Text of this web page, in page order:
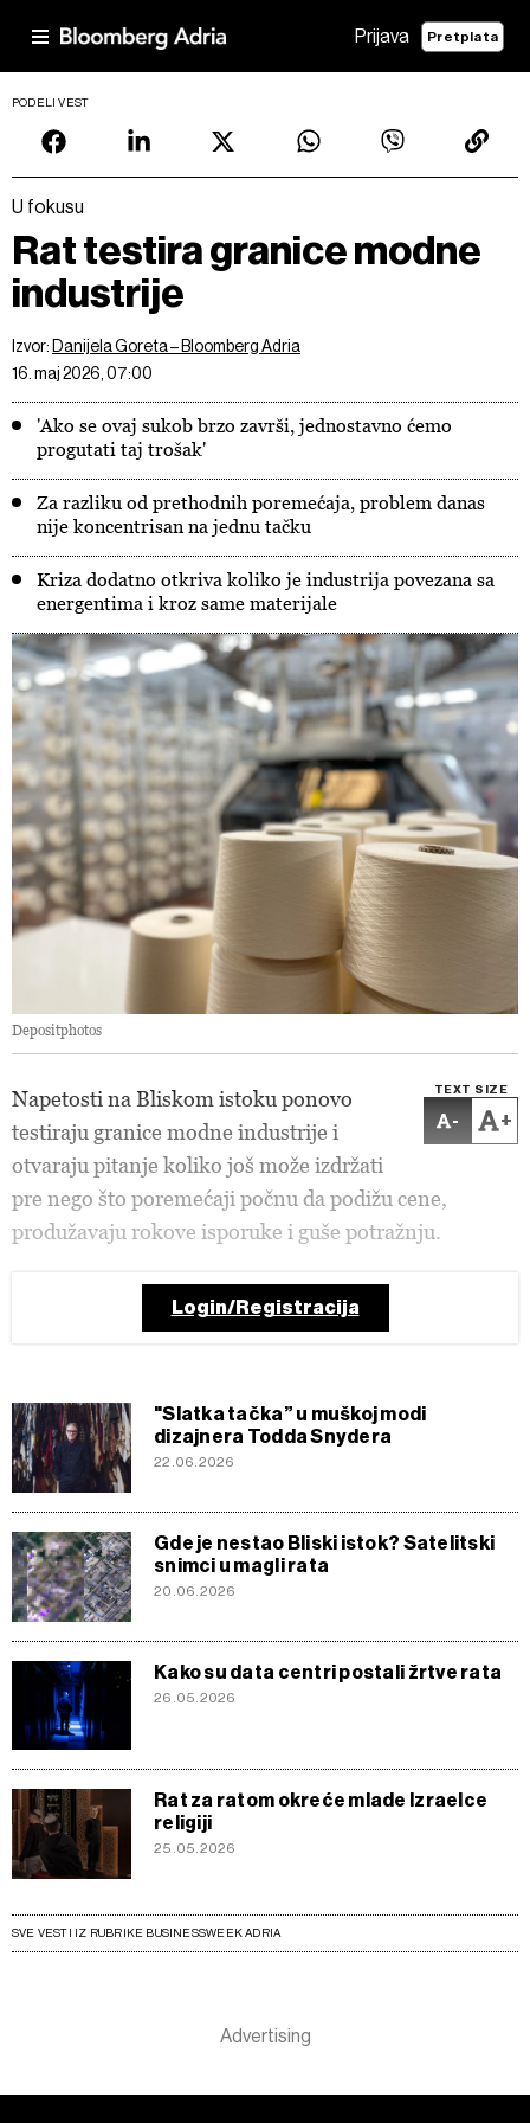
Prijava Pretplata
PODELI VEST
U fokusu
Rat testira granice modne
industrije
Izvor: Danijela Goreta – Bloomberg Adria
16. maj 2026, 07:00
'Ako se ovaj sukob brzo završi, jednostavno ćemo
progutati taj trošak'
Za razliku od prethodnih poremećaja, problem danas
nije koncentrisan na jednu tačku
Kriza dodatno otkriva koliko je industrija povezana sa
energentima i kroz same materijale
Depositphotos
TEXT SIZE
- +
Napetosti na Bliskom istoku ponovo
testiraju granice modne industrije i
otvaraju pitanje koliko još može izdržati
pre nego što poremećaji počnu da podižu cene,
produžavaju rokove isporuke i guše potražnju.
Login/Registracija
"Slatka tačka” u muškoj modi
dizajnera Todda Snydera
22.06.2026
Gde je nestao Bliski istok? Satelitski
snimci u magli rata
20.06.2026
Kako su data centri postali žrtve rata
26.05.2026
Rat za ratom okreće mlade Izraelce
religiji
25.05.2026
SVE VESTI IZ RUBRIKE BUSINESSWEEK ADRIA